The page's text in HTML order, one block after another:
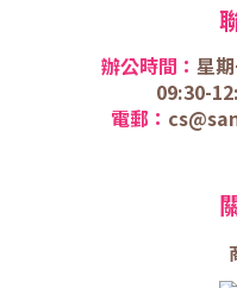
辦公時間： 星
09:30-
電郵：